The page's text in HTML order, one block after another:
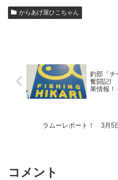
からあげ屋ひこちゃん
釣部「チ
奮闘記!
果情報！
ラムーレポート！ 3月5
コメント